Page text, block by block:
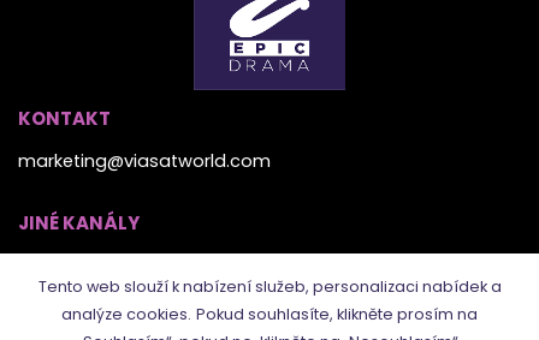
KONTAKT
marketing@viasatworld.com
JINÉ KANÁLY
Tento web slouží k nabízení služeb, personalizaci nabídek a
analýze cookies. Pokud souhlasíte, klikněte prosím na